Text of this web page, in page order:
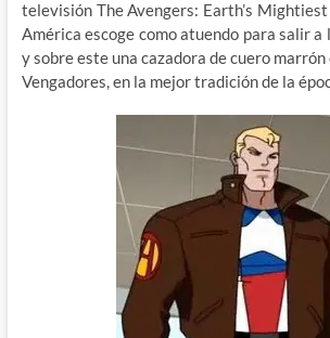
televisión The Avengers: Earth’s
América escoge como atuendo para salir a
y sobre este una cazadora de cuero marrón
Vengadores, en la mejor tradición de la